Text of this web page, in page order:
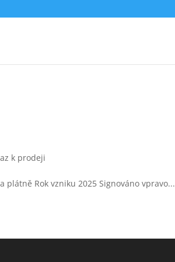
k prodeji
plátně Rok vzniku 2025 Signováno vpravo...